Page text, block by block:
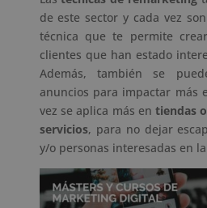
de este sector y cada vez
técnica que te permite
clientes que han estado
Además, también se
anuncios para impactar más
vez se aplica más entiendas
servicios, para no dejar
y/o personas interesadas en